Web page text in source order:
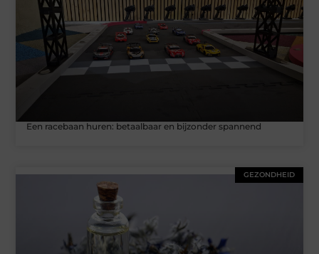
Een racebaan huren: betaalbaar en bijzonder spannend
GEZONDHEID